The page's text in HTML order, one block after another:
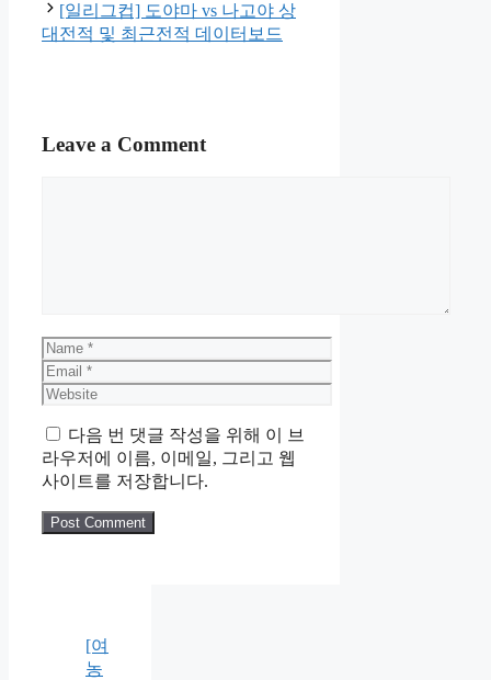
[일리그컵] 도야마 vs 나고야 상
대전적 및 최근전적 데이터보드
Leave a Comment
Name
Email
Website
다음 번 댓글 작성을 위해 이 브
라우저에 이름, 이메일, 그리고 웹
사이트를 저장합니다.
[여
농